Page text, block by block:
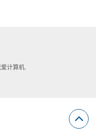
计算机.